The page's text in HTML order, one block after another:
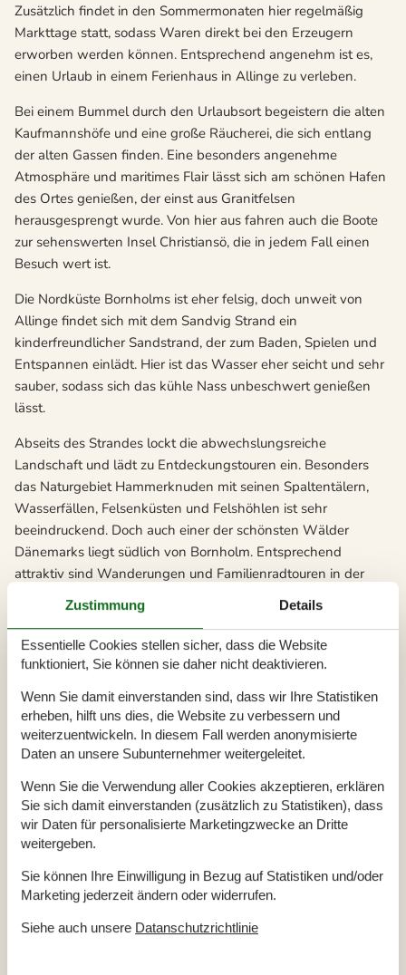
Zusätzlich findet in den Sommermonaten hier regelmäßig
Markttage statt, sodass Waren direkt bei den Erzeugern
erworben werden können. Entsprechend angenehm ist es,
einen Urlaub in einem Ferienhaus in Allinge zu verleben.
Bei einem Bummel durch den Urlaubsort begeistern die alten
Kaufmannshöfe und eine große Räucherei, die sich entlang
der alten Gassen finden. Eine besonders angenehme
Atmosphäre und maritimes Flair lässt sich am schönen Hafen
des Ortes genießen, der einst aus Granitfelsen
herausgesprengt wurde. Von hier aus fahren auch die Boote
zur sehenswerten Insel Christiansö, die in jedem Fall einen
Besuch wert ist.
Die Nordküste Bornholms ist eher felsig, doch unweit von
Allinge findet sich mit dem Sandvig Strand ein
kinderfreundlicher Sandstrand, der zum Baden, Spielen und
Entspannen einlädt. Hier ist das Wasser eher seicht und sehr
sauber, sodass sich das kühle Nass unbeschwert genießen
lässt.
Abseits des Strandes lockt die abwechslungsreiche
Landschaft und lädt zu Entdeckungstouren ein. Besonders
das Naturgebiet Hammerknuden mit seinen Spaltentälern,
Wasserfällen, Felsenküsten und Felshöhlen ist sehr
beeindruckend. Doch auch einer der schönsten Wälder
Dänemarks liegt südlich von Bornholm. Entsprechend
attraktiv sind Wanderungen und Familienradtouren in der
gekennzeichnete Wanderrouten. Diese führen nicht nur zum
Rytterknägten, einem 162 m hohen Hügel, sondern auch zu
wunderschönen Waldseen, an deren Ufer sich ein
Wer aufmerksam durch die Natur geht stößt auch auf
zahlreiche bronzezeitliche Hügel und kann einige
Felszeichnungen und Bautasteine entdecken. Auf Bornholm
finden sich zudem attraktive Angelseen und gleich drei
Golfplätze locken. Zudem ist die Insel auch ein Paradies für
Vogelliebhaber, denn auf den Felsen an der Küste lässt sich
eine beeindruckende Artenvielfalt entdecken.
Zu den beliebtesten Sehenswürdigkeiten auf der Insel
Bornholm zählt die Burg Hammershus. Die um 1250 erbaute
Burg liegt an der Nordspitze der Insel auf einem steilen
Zustimmung Details
Essentielle Cookies stellen sicher, dass die Website
funktioniert, Sie können sie daher nicht deaktivieren.
Wenn Sie damit einverstanden sind, dass wir Ihre Statistiken
erheben, hilft uns dies, die Website zu verbessern und
weiterzuentwickeln. In diesem Fall werden anonymisierte
Daten an unsere Subunternehmer weitergeleitet.
Wenn Sie die Verwendung aller Cookies akzeptieren, erklären
Sie sich damit einverstanden (zusätzlich zu Statistiken), dass
wir Daten für personalisierte Marketingzwecke an Dritte
weitergeben.
Sie können Ihre Einwilligung in Bezug auf Statistiken und/oder
Marketing jederzeit ändern oder widerrufen.
Siehe auch unsere Datanschutzrichtlinie